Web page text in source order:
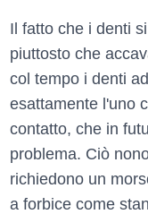
Il fatto che i denti
piuttosto che
col tempo i denti
esattamente l'uno
contatto, che in
problema. Ciò
richiedono un
a forbice come